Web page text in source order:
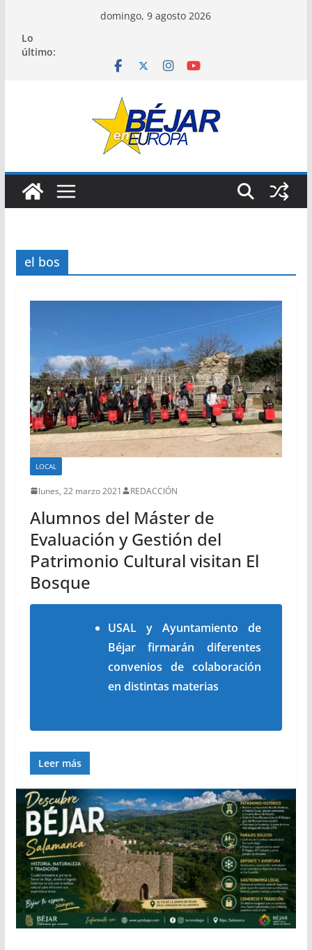
contenido
domingo, 9 agosto 2026
Lo
último:
el bos
LOCAL
lunes, 22 marzo 2021 REDACCIÓN
Alumnos del Máster de
Evaluación y Gestión del
Patrimonio Cultural visitan El
Bosque
USAL y Ayuntamiento de
Béjar firmarán diferentes
convenios de colaboración
en distintas materias
Leer más